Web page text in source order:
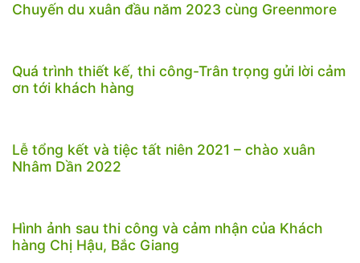
Chuyến du xuân đầu năm 2023 cùng Greenmore
Quá trình thiết kế, thi công-Trân trọng gửi lời cảm
ơn tới khách hàng
Lễ tổng kết và tiệc tất niên 2021 – chào xuân
Nhâm Dần 2022
Hình ảnh sau thi công và cảm nhận của Khách
hàng Chị Hậu, Bắc Giang